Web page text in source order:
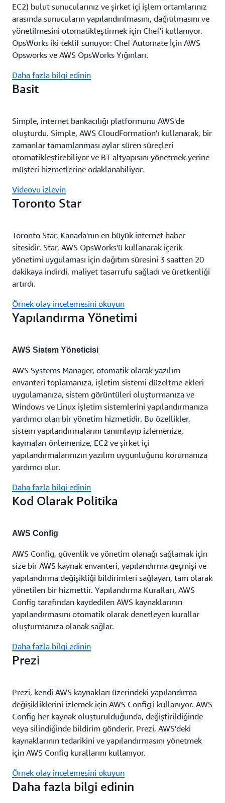
EC2) bulut sunucularınız ve şirket içi işlem ortamlarınız
arasında sunucuların yapılandırılmasını, dağıtılmasını ve
yönetilmesini otomatikleştirmek için Chef'i kullanıyor.
OpsWorks iki teklif sunuyor: Chef Automate İçin AWS
Opsworks ve AWS OpsWorks Yığınları.
Daha fazla bilgi edinin
Basit
Simple, internet bankacılığı platformunu AWS'de
oluşturdu. Simple, AWS CloudFormation'ı kullanarak, bir
zamanlar tamamlanması aylar süren süreçleri
otomatikleştirebiliyor ve BT altyapısını yönetmek yerine
müşteri hizmetlerine odaklanabiliyor.
Videoyu izleyin
Toronto Star
Toronto Star, Kanada'nın en büyük internet haber
sitesidir. Star, AWS OpsWorks'ü kullanarak içerik
yönetimi uygulaması için dağıtım süresini 3 saatten 20
dakikaya indirdi, maliyet tasarrufu sağladı ve üretkenliği
artırdı.
Örnek olay incelemesini okuyun
Yapılandırma Yönetimi
AWS Sistem Yöneticisi
AWS Systems Manager, otomatik olarak yazılım
envanteri toplamanıza, işletim sistemi düzeltme ekleri
uygulamanıza, sistem görüntüleri oluşturmanıza ve
Windows ve Linux işletim sistemlerini yapılandırmanıza
yardımcı olan bir yönetim hizmetidir. Bu özellikler,
sistem yapılandırmalarını tanımlayıp izlemenize,
kaymaları önlemenize, EC2 ve şirket içi
yapılandırmalarınızın yazılım uygunluğunu korumanıza
yardımcı olur.
Daha fazla bilgi edinin
Kod Olarak Politika
AWS Config
AWS Config, güvenlik ve yönetim olanağı sağlamak için
size bir AWS kaynak envanteri, yapılandırma geçmişi ve
yapılandırma değişikliği bildirimleri sağlayan, tam olarak
yönetilen bir hizmettir. Yapılandırma Kuralları, AWS
Config tarafından kaydedilen AWS kaynaklarının
yapılandırmasını otomatik olarak denetleyen kurallar
oluşturmanıza olanak sağlar.
Daha fazla bilgi edinin
Prezi
Prezi, kendi AWS kaynakları üzerindeki yapılandırma
değişikliklerini izlemek için AWS Config'i kullanıyor. AWS
Config her kaynak oluşturulduğunda, değiştirildiğinde
veya silindiğinde bildirim gönderir. Prezi, AWS'deki
kaynaklarının tedarikini ve yapılandırmasını yönetmek
için AWS Config kurallarını kullanıyor.
Örnek olay incelemesini okuyun
Daha fazla bilgi edinin